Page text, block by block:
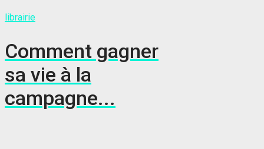
librairie
Comment gagner
sa vie à la
campagne...